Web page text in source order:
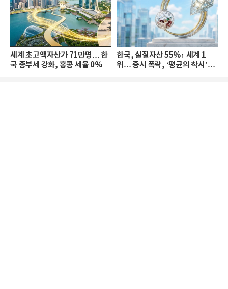
세계 초고액자산가 71만명… 한
국 종부세 강화, 홍콩 세율 0%
한국, 실질자산 55%↑ 세계 1
위… 증시 폭락, ‘평균의 착시’와